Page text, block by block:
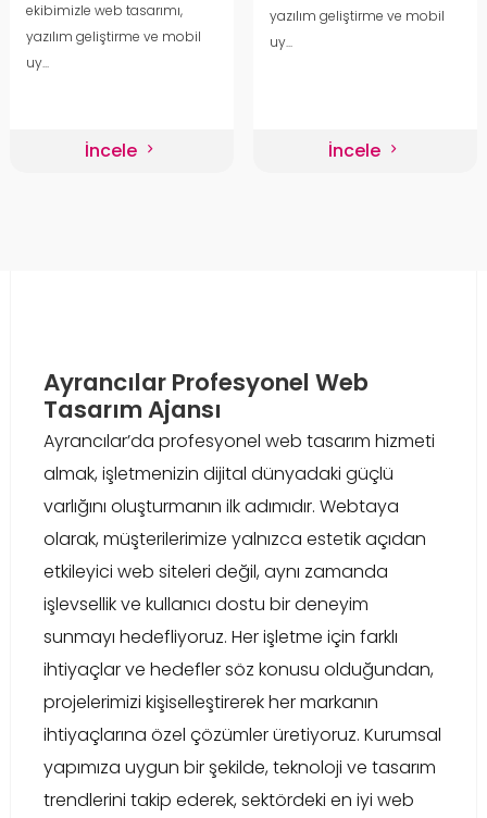
ekibimizle web tasarımı,
yazılım geliştirme ve mobil
uy...
İncele
yazılım geliştirme ve mobil
uy...
İncele
Ayrancılar Profesyonel Web
Tasarım Ajansı
Ayrancılar’da profesyonel web tasarım hizmeti
almak, işletmenizin dijital dünyadaki güçlü
varlığını oluşturmanın ilk adımıdır. Webtaya
olarak, müşterilerimize yalnızca estetik açıdan
etkileyici web siteleri değil, aynı zamanda
işlevsellik ve kullanıcı dostu bir deneyim
sunmayı hedefliyoruz. Her işletme için farklı
ihtiyaçlar ve hedefler söz konusu olduğundan,
projelerimizi kişiselleştirerek her markanın
ihtiyaçlarına özel çözümler üretiyoruz. Kurumsal
yapımıza uygun bir şekilde, teknoloji ve tasarım
trendlerini takip ederek, sektördeki en iyi web